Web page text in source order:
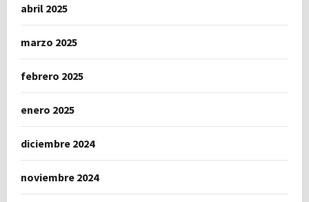
abril 2025
marzo 2025
febrero 2025
enero 2025
diciembre 2024
noviembre 2024